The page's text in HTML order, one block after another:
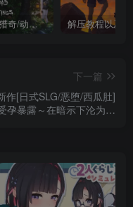
[SLG/日式/猎奇/动态] 异种注意：捕获未知生物！（Creature Get! ）精翻汉化步兵版 【安卓/PC-1.74G】 解压教程以及
下一篇
作[日式SLG/恶堕/西瓜肚]
孕暴露～在暗示下沦为无
ちゃうママ 生肉版【PC-
31M】